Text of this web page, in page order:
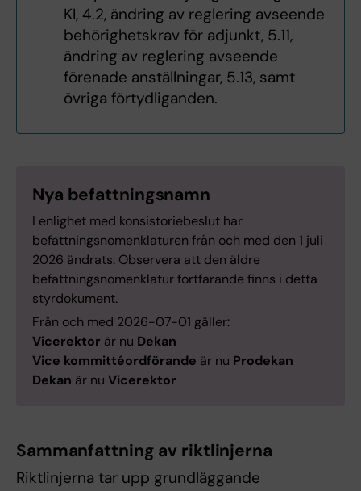
KI, 4.2, ändring av reglering avseende
behörighetskrav för adjunkt, 5.11,
ändring av reglering avseende
förenade anställningar, 5.13, samt
övriga förtydliganden.
Nya befattningsnamn
I enlighet med konsistoriebeslut har
befattningsnomenklaturen från och med den 1 juli
2026 ändrats. Observera att den äldre
befattningsnomenklatur fortfarande finns i detta
styrdokument.
Från och med 2026-07-01 gäller:
Vicerektor är nu Dekan
Vice kommittéordförande är nu Prodekan
Dekan är nu Vicerektor
Sammanfattning av riktlinjerna
Riktlinjerna tar upp grundläggande